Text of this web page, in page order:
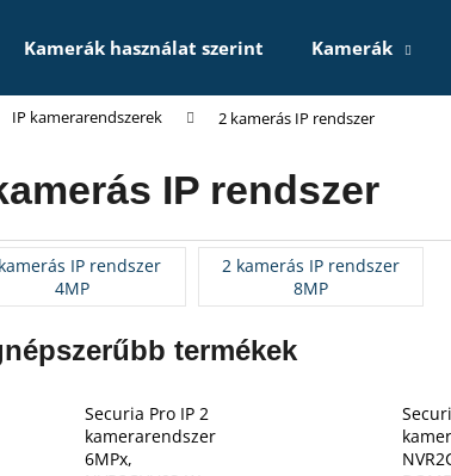
Kamerák használat szerint Kamerák
IP kamerarendszerek 2 kamerás IP rendszer
IP rendszer
IP rendszer
4MP
2 kamerás IP rendszer
8MP
termékek
Securia Pro IP 2
kamerarendszer
6MPx,
Mit keres?